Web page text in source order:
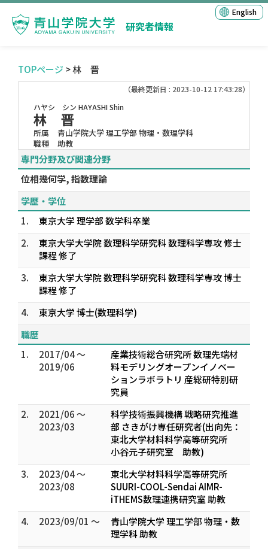
研究者情報
English
TOPページ > 林 晋
（最終更新日 : 2023-10-12 17:43:28）
ハヤシ シン HAYASHI Shin
林 晋
所属
青山学院大学 理工学部 物理・数理学科
職種
助教
専門分野及び関連分野
位相幾何学, 指数理論
学歴・学位
1.
東京大学 理学部 数学科卒業
2.
東京大学大学院 数理科学研究科 数理科学専攻 修士
課程 修了
3.
東京大学大学院 数理科学研究科 数理科学専攻 博士
課程 修了
4.
東京大学 博士(数理科学)
職歴
1.
2017/04 ～
2019/06
産業技術総合研究所 数理先端材
料モデリングオープンイノベー
ションラボラトリ 産総研特別研
究員
2.
2021/06 ～
2023/03
科学技術振興機構 戦略研究推進
部 さきがけ専任研究者(出向先：
東北大学材料科学高等研究所
小谷元子研究室 助教)
3.
2023/04 ～
2023/08
東北大学材料科学高等研究所
SUURI-COOL-Sendai AIMR-
iTHEMS数理連携研究室 助教
4.
2023/09/01 ～
青山学院大学 理工学部 物理・数
理学科 助教